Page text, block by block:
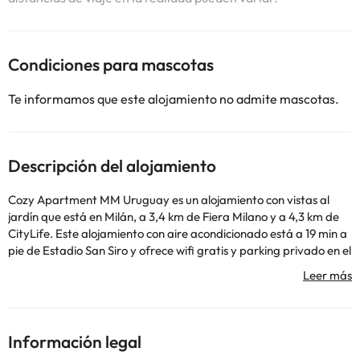
Condiciones para mascotas
Te informamos que este alojamiento no admite mascotas.
Descripción del alojamiento
Cozy Apartment MM Uruguay es un alojamiento con vistas al
jardín que está en Milán, a 3,4 km de Fiera Milano y a 4,3 km de
CityLife. Este alojamiento con aire acondicionado está a 19 min a
pie de Estadio San Siro y ofrece wifi gratis y parking privado en el
baño, ropa de cama, toallas, TV de pantalla plana, zona de
Cena de Leonardo da Vinci está a 6 km. El aeropuerto
(Aeropuerto de Milán - Linate) está a 16 km.
Información legal